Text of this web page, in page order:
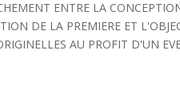
ENTRE LA
DE LA PREMIERE ET
AU PROFIT D'UN